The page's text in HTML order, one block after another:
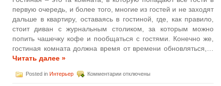
первую очередь, и более того, многие из гостей и не заходят
дальше в квартиру, оставаясь в гостиной, где, как правило,
стоит диван с журнальным столиком, за которым можно
попить чашечку кофе и пообщаться с гостями. Конечно же,
гостиная комната должна время от времени обновляться,…
Читать далее »
Posted in Интерьер Комментариикотключены